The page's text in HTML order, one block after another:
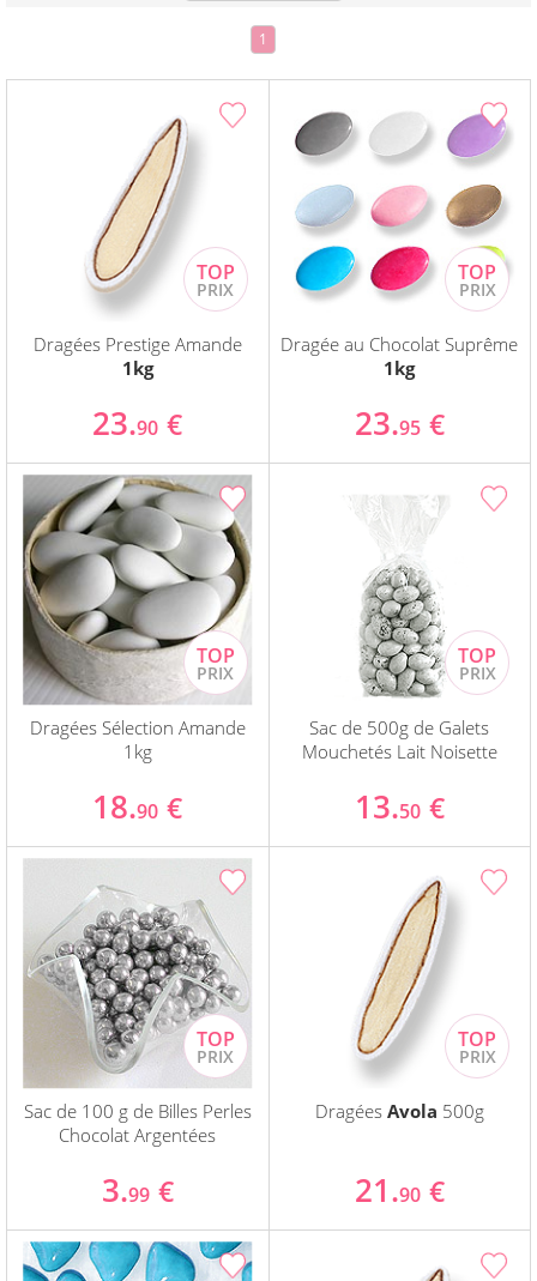
1
Dragées Prestige Amande
1kg
23.90 €
Dragée au Chocolat Suprême
1kg
23.95 €
Dragées Sélection Amande
1kg
18.90 €
Sac de 500g de Galets
Mouchetés Lait Noisette
13.50 €
Sac de 100 g de Billes Perles
Chocolat Argentées
3.99 €
Dragées Avola 500g
21.90 €